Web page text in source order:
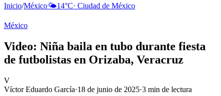
Inicio/México🌤️14°C· Ciudad de México
México
Video: Niña baila en tubo durante fiesta
de futbolistas en Orizaba, Veracruz
V
Víctor Eduardo García·18 de junio de 2025·3 min de lectura